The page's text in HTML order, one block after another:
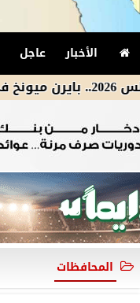
الأخبار عاجل
المحافظات